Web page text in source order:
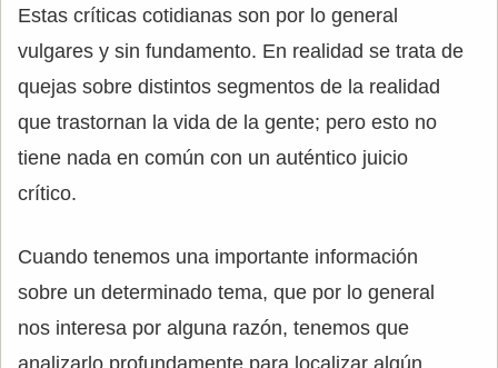
Estas críticas cotidianas son por lo general
vulgares y sin fundamento. En realidad se trata de
quejas sobre distintos segmentos de la realidad
que trastornan la vida de la gente; pero esto no
tiene nada en común con un auténtico juicio
crítico.
Cuando tenemos una importante información
sobre un determinado tema, que por lo general
nos interesa por alguna razón, tenemos que
analizarlo profundamente para localizar algún